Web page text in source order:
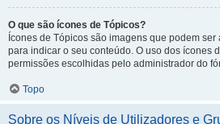
O que são ícones de Tópicos?
Ícones de Tópicos são imagens que podem
para indicar o seu conteúdo. O uso dos ícones
permissões escolhidas pelo administrador do
Topo
Sobre os Níveis de Utilizadores e